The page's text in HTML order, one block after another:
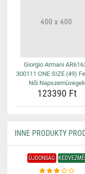
Giorgio Armani
300111 ONE SIZE (49)
Női Napszemüvegek
123390 Ft
INNE PRODUKTY
ÚJDONSÁG